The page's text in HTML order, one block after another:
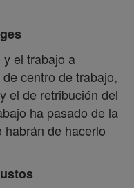
el trabajo a
centro de trabajo,
el de retribución del
ha pasado de la
de hacerlo